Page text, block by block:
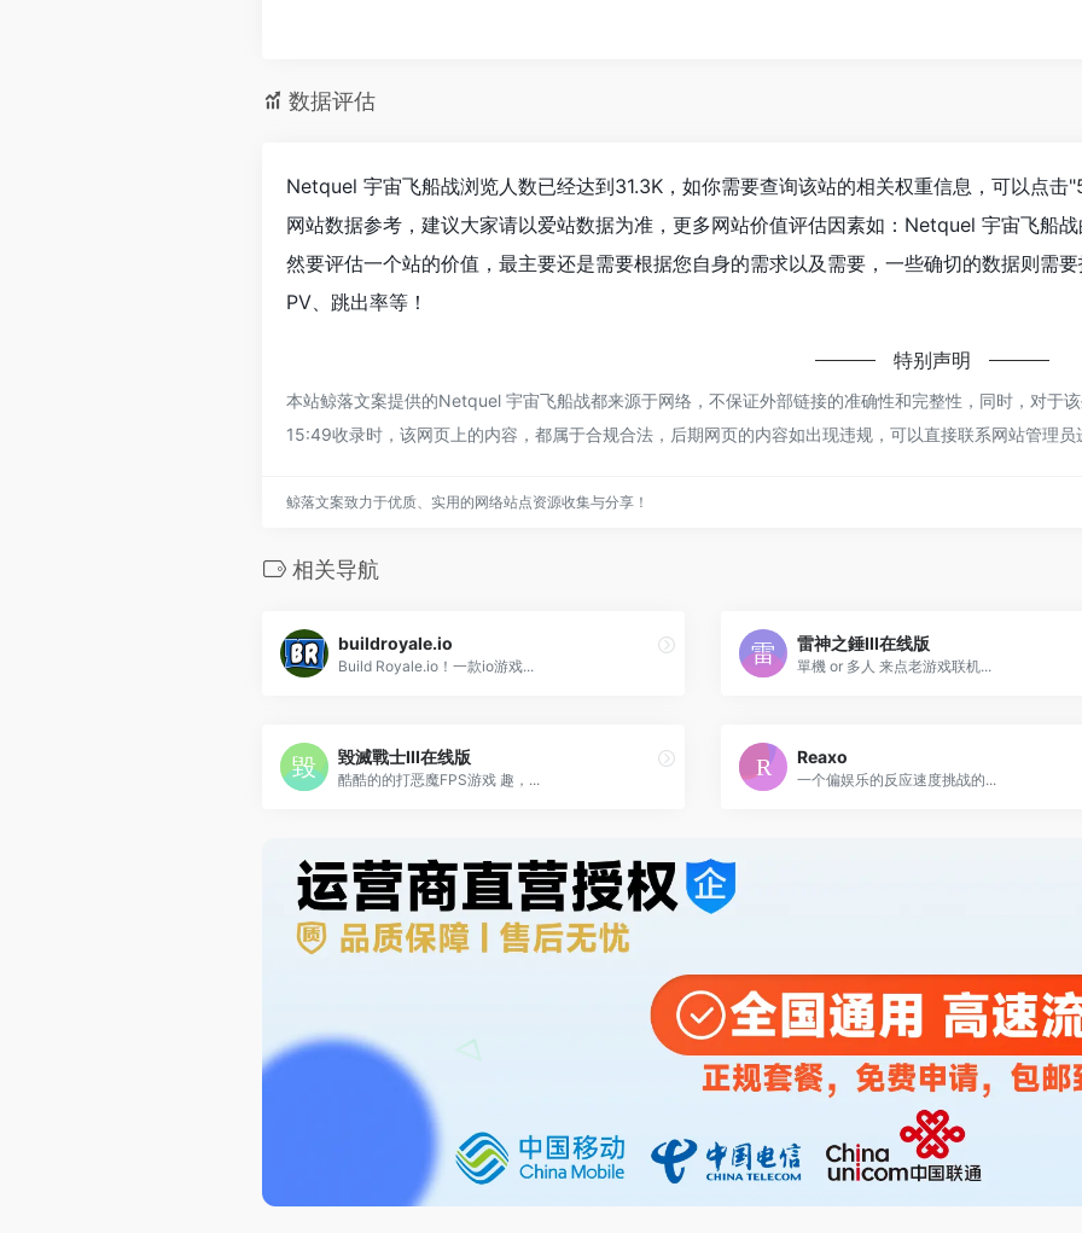
数据评估
Netquel 宇宙飞船战浏览人数已经达到31.3K，如你需要查询该站的相关权重信息，可以点击"
网站数据参考，建议大家请以爱站数据为准，更多网站价值评估因素如：Netquel 宇宙飞船
然要评估一个站的价值，最主要还是需要根据您自身的需求以及需要，一些确切的数据则需
PV、跳出率等！
特别声明
本站鲸落文案提供的Netquel 宇宙飞船战都来源于网络，不保证外部链接的准确性和完整性，同时，对于
15:49收录时，该网页上的内容，都属于合规合法，后期网页的内容如出现违规，可以直接联系网站管理
鲸落文案致力于优质、实用的网络站点资源收集与分享！
相关导航
buildroyale.io
Build Royale.io！一款io游戏...
雷神之錘III在线版
單機 or 多人 来点老游戏联机...
毀滅戰士III在线版
酷酷的的打恶魔FPS游戏 趣，...
Reaxo
一个偏娱乐的反应速度挑战的...